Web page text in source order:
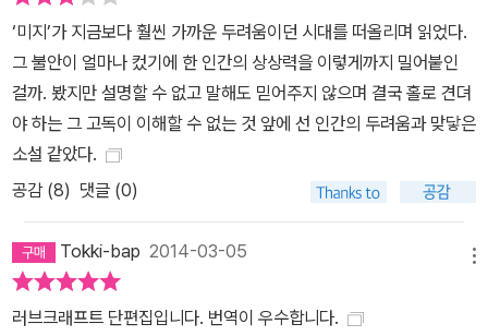
인간 문명의 쇠락과 몰락을 암시하는 배경들은 현대인들이 오래되고
잊혀진 역사와 만나는 장치라고 할 수 있다. 러브크래프트 소설에서
의 고딕적인 배경은 단순한 무대가 아니라 그 자체로 작품의 주제이
고 등장인물들과 마찬가지로 독자에게 말을 거는 주체이다. 러브크래
프트 공포문학의 중요한 또 하나의 요소는 SF적인 소재이다. 어릴 적
모티프로 삼았고 그의 작품 중 상당수는 SF로도 분류가 가능하다. 운
천문학적 통찰을 토대로 바이러스나 핵으로 초토화되는 인류의 자화
상을 예견한 수작이다. 고성을 배경으로 벌어지는 인신 제의의 공포
를 담은 「벽 속의 쥐들」은 한 가문의 몰락에 관한 일대기를 다윈주의
‘미지’가 지금보다 훨씬 가까운 두려움이던 시대를 떠올리며 읽었다.
그 불안이 얼마나 컸기에 한 인간의 상상력을 이렇게까지 밀어붙인
걸까. 봤지만 설명할 수 없고 말해도 믿어주지 않으며 결국 홀로 견뎌
야 하는 그 고독이 이해할 수 없는 것 앞에 선 인간의 두려움과 맞닿은
소설 같았다.
공감 (8) 댓글 (0)
Tokki-bap 2014-03-05
러브크래프트 단편집입니다. 번역이 우수합니다.